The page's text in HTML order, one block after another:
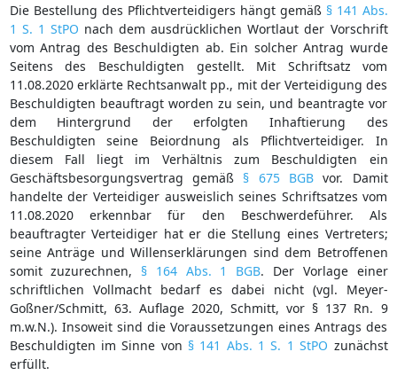
Die Bestellung des Pflichtverteidigers hängt gemäß § 141 Abs.
1 S. 1 StPO nach dem ausdrücklichen Wortlaut der Vorschrift
vom Antrag des Beschuldigten ab. Ein solcher Antrag wurde
Seitens des Beschuldigten gestellt. Mit Schriftsatz vom
11.08.2020 erklärte Rechtsanwalt pp., mit der Verteidigung des
Beschuldigten beauftragt worden zu sein, und beantragte vor
dem Hintergrund der erfolgten Inhaftierung des
Beschuldigten seine Beiordnung als Pflichtverteidiger. In
diesem Fall liegt im Verhältnis zum Beschuldigten ein
Geschäftsbesorgungsvertrag gemäß § 675 BGBvor. Damit
handelte der Verteidiger ausweislich seines Schriftsatzes vom
11.08.2020 erkennbar für den Beschwerdeführer. Als
beauftragter Verteidiger hat er die Stellung eines Vertreters;
seine Anträge und Willenserklärungen sind dem Betroffenen
somit zuzurechnen, § 164 Abs. 1 BGB. Der Vorlage einer
schriftlichen Vollmacht bedarf es dabei nicht (vgl. Meyer-
Goßner/Schmitt, 63. Auflage 2020, Schmitt, vor § 137 Rn. 9
m.w.N.). Insoweit sind die Voraussetzungen eines Antrags des
Beschuldigten im Sinne von § 141 Abs. 1 S. 1 StPO zunächst
erfüllt.